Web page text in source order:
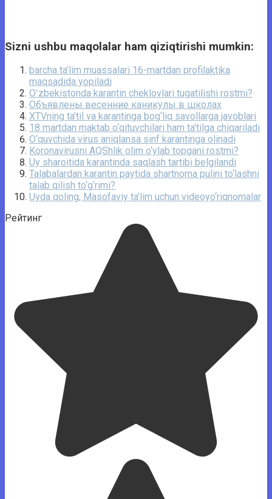
Sizni ushbu maqolalar ham qiziqtirishi mumkin:
barcha ta’lim muassalari 16-martdan profilaktika
maqsadida yopiladi
Oʻzbekistonda karantin cheklovlari tugatilishi rostmi?
Объявлены весенние каникулы в школах
XTVning ta’til va karantinga bog‘liq savollarga javoblari
18 martdan maktab o‘qituvchilari ham ta’tilga chiqariladi
O‘quvchida virus aniqlansa sinf karantinga olinadi
Koronavirusni AQShlik olim o‘ylab topgani rostmi?
Uy sharoitida karantinda saqlash tartibi belgilandi
Talabalardan karantin paytida shartnoma pulini to‘lashni
talab qilish to‘g‘rimi?
Uyda qoling, Masofaviy ta’lim uchun videoyo‘riqnomalar
Рейтинг